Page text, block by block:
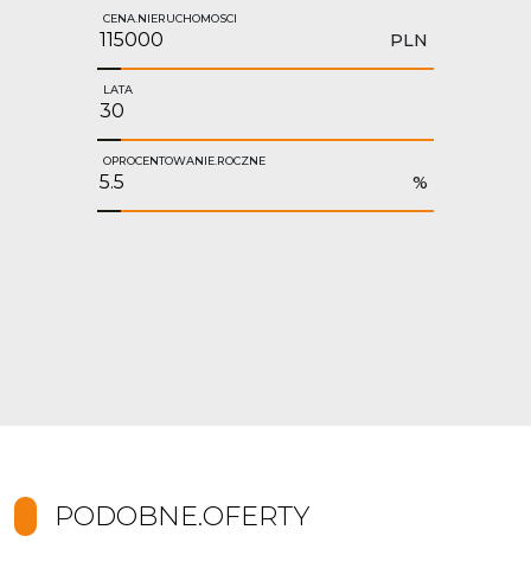
CENA.NIERUCHOMOSCI
PLN
LATA
OPROCENTOWANIE.ROCZNE
%
PODOBNE.OFERTY